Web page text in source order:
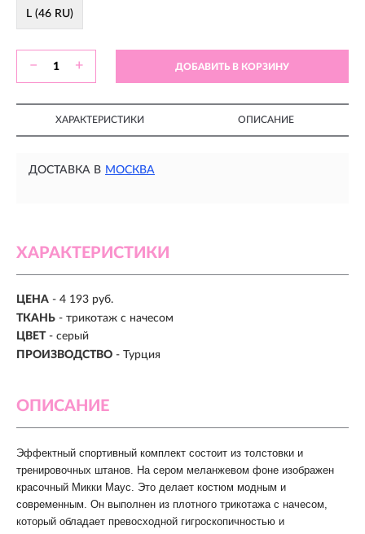
L (46 RU)
− + ДОБАВИТЬ В КОРЗИНУ
ХАРАКТЕРИСТИКИ ОПИСАНИЕ
ДОСТАВКА В МОСКВА
ХАРАКТЕРИСТИКИ
ЦЕНА - 4 193 руб.
ТКАНЬ - трикотаж с начесом
ЦВЕТ - серый
ПРОИЗВОДСТВО - Турция
ОПИСАНИЕ
Эффектный спортивный комплект состоит из толстовки и
тренировочных штанов. На сером меланжевом фоне изображен
красочный Микки Маус . Это делает костюм модным и
современным. Он выполнен из плотного трикотажа с начесом,
который обладает превосходной гигроскопичностью и